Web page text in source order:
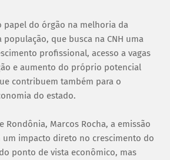
papel do órgão na melhoria da
que busca na CNH uma
profissional, acesso a vagas
e aumento do próprio potencial
contribuem também para o
do estado.
Rondônia, Marcos Rocha, a emissão
um impacto direto no crescimento do
ponto de vista econômico, mas